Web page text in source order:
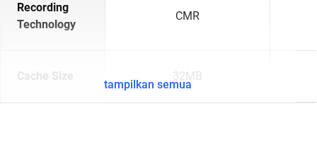
Recording
Technology
CMR
Cache Size 32MB
tampilkan semua